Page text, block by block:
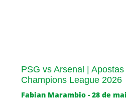
PSG vs Arsenal |
Champions League 2026
Fabian Marambio
28 de